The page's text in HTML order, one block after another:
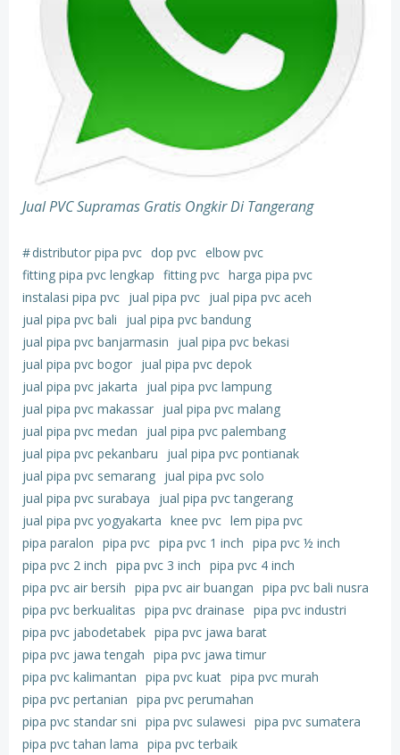
Jual PVC Supramas Gratis Ongkir Di Tangerang
#distributor pipa pvc dop pvc elbow pvc
fitting pipa pvc lengkap fitting pvc harga pipa pvc
instalasi pipa pvc jual pipa pvc jual pipa pvc aceh
jual pipa pvc bali
jual pipa pvc bandung
jual pipa pvc banjarmasin
jual pipa pvc bekasi
jual pipa pvc bogor jual pipa pvc depok
jual pipa pvc jakarta
jual pipa pvc lampung
jual pipa pvc makassar jual pipa pvc malang
jual pipa pvc medan
jual pipa pvc palembang
jual pipa pvc pekanbaru
jual pipa pvc pontianak
jual pipa pvc semarang jual pipa pvc solo
jual pipa pvc surabaya
jual pipa pvc tangerang
jual pipa pvc yogyakarta knee pvc lem pipa pvc
pipa paralon pipa pvc pipa pvc 1 inch pipa pvc ½ inch
pipa pvc 2 inch pipa pvc 3 inch pipa pvc 4 inch
pipa pvc air bersih pipa pvc air buangan pipa pvc bali nusra
pipa pvc berkualitas pipa pvc drainase pipa pvc industri
pipa pvc jabodetabek pipa pvc jawa barat
pipa pvc jawa tengah pipa pvc jawa timur
pipa pvc kalimantan pipa pvc kuat pipa pvc murah
pipa pvc pertanian pipa pvc perumahan
pipa pvc standar sni pipa pvc sulawesi pipa pvc sumatera
pipa pvc tahan lama pipa pvc terbaik